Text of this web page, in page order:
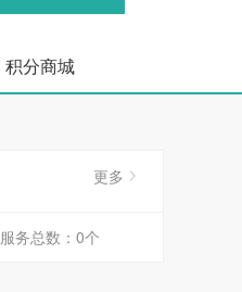
积分商城
更多
服务总数：0个